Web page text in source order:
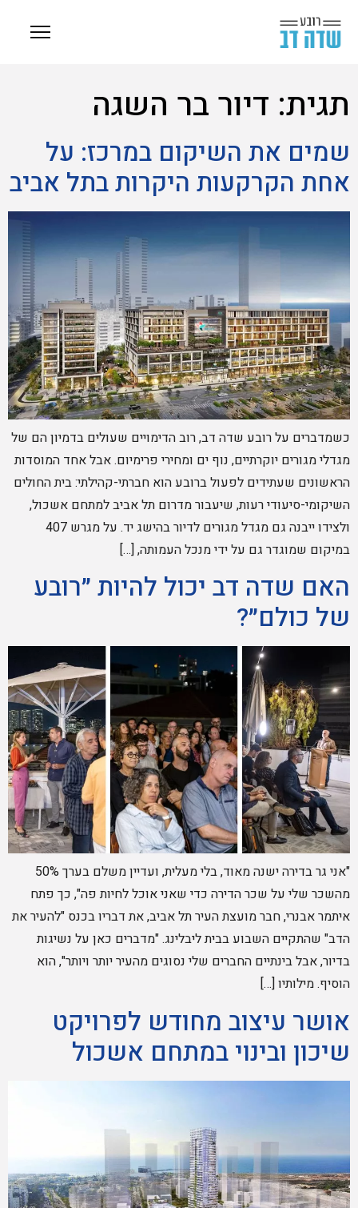
תגית: דיור בר השגה
שמים את השיקום במרכז: על
אחת הקרקעות היקרות בתל אביב
כשמדברים על רובע שדה דב, רוב הדימויים שעולים בדמיון הם של
מגדלי מגורים יוקרתיים, נוף ים ומחירי פרימיום. אבל אחד המוסדות
הראשונים שעתידים לפעול ברובע הוא חברתי-קהילתי: בית החולים
השיקומי-סיעודי רעות, שיעבור מדרום תל אביב למתחם אשכול,
ולצידו ייבנה גם מגדל מגורים לדיור בהישג יד. על מגרש 407
במיקום שמוגדר גם על ידי מנכל העמותה, […]
האם שדה דב יכול להיות ״רובע
של כולם״?
"אני גר בדירה ישנה מאוד, בלי מעלית, ועדיין משלם בערך 50%
מהשכר שלי על שכר הדירה כדי שאני אוכל לחיות פה", כך פתח
איתמר אבנרי, חבר מועצת העיר תל אביב, את דבריו בכנס "להעיר את
הדב" שהתקיים השבוע בבית ליבלינג. "מדברים כאן על נשיגות
בדיור, אבל בינתיים החברים שלי נסוגים מהעיר יותר ויותר", הוא
הוסיף. מילותיו […]
אושר עיצוב מחודש לפרויקט
שיכון ובינוי במתחם אשכול